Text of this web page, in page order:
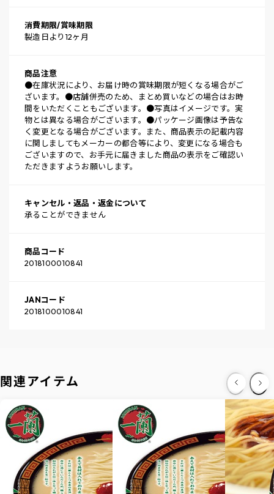
消費期限/賞味期限
製造日より12ヶ月
商品注意
●在庫状況により、お届け時の賞味期限が短くなる場合がご
ざいます。●店舗併売のため、まとめ買いなどの場合はお時
間をいただくこともございます。●写真はイメージです。実
物とは異なる場合がございます。●パッケージ画像は予告な
く変更となる場合がございます。また、商品表示の記載内容
に関しましてもメーカーの都合等により、変更になる場合も
ございますので、お手元に届きました商品の表示をご確認い
ただきますようお願いします。
キャンセル・返品・返金について
承ることができません
商品コード
2018100010841
JANコード
2018100010841
関連アイテム